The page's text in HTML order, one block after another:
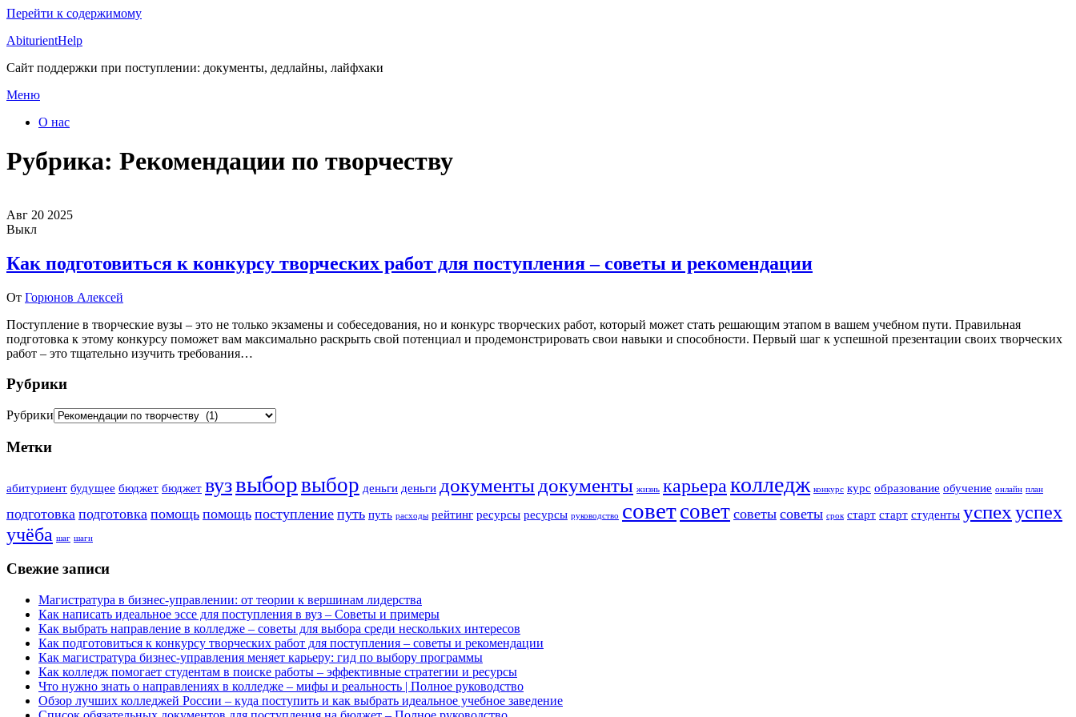
Перейти к содержимому
AbiturientHelp
Сайт поддержки при поступлении: документы, дедлайны, лайфхаки
Меню
О нас
Рубрика: Рекомендации по творчеству
Авг 20 2025
Выкл
Как подготовиться к конкурсу творческих работ для поступления – советы и рекомендации
От Горюнов Алексей
Поступление в творческие вузы – это не только экзамены и собеседования, но и конкурс творческих работ, который может стать решающим этапом в вашем учебном пути. Правильная
подготовка к этому конкурсу поможет вам максимально раскрыть свой потенциал и продемонстрировать свои навыки и способности. Первый шаг к успешной презентации своих творческих
работ – это тщательно изучить требования…
Рубрики
Рубрики
Метки
абитуриент будущее бюджет бюджет вузвыборвыбор деньги деньги документы документы жизнь карьера колледж конкурс курс образование обучение онлайн план
подготовка подготовка помощь помощь поступление путь путь расходы рейтинг ресурсы ресурсы руководство советсовет советы советы срок старт старт студенты успехуспех
учёба шаг шаги
Свежие записи
Магистратура в бизнес-управлении: от теории к вершинам лидерства
Как написать идеальное эссе для поступления в вуз – Советы и примеры
Как выбрать направление в колледже – советы для выбора среди нескольких интересов
Как подготовиться к конкурсу творческих работ для поступления – советы и рекомендации
Как магистратура бизнес-управления меняет карьеру: гид по выбору программы
Как колледж помогает студентам в поиске работы – эффективные стратегии и ресурсы
Что нужно знать о направлениях в колледже – мифы и реальность | Полное руководство
Обзор лучших колледжей России – куда поступить и как выбрать идеальное учебное заведение